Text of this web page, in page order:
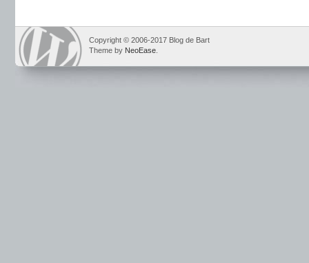
Copyright © 2006-2017 Blog de Bart
Theme by NeoEase